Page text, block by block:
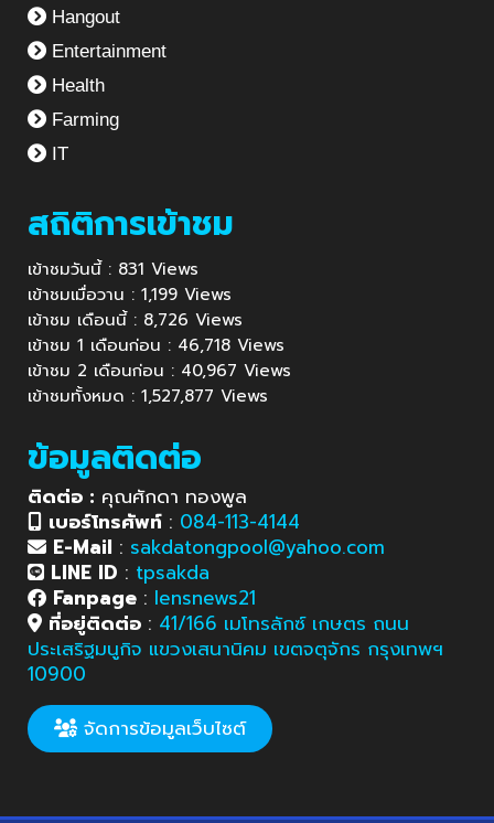
Hangout
Entertainment
Health
Farming
IT
สถิติการเข้าชม
เข้าชมวันนี้ : 831 Views
เข้าชมเมื่อวาน : 1,199 Views
เข้าชม เดือนนี้ : 8,726 Views
เข้าชม 1 เดือนก่อน : 46,718 Views
เข้าชม 2 เดือนก่อน : 40,967 Views
เข้าชมทั้งหมด : 1,527,877 Views
ข้อมูลติดต่อ
ติดต่อ : คุณศักดา ทองพูล
เบอร์โทรศัพท์ : 084-113-4144
E-Mail : sakdatongpool@yahoo.com
LINE ID : tpsakda
Fanpage : lensnews21
ที่อยู่ติดต่อ : 41/166 เมโทรลักซ์ เกษตร ถนน
ประเสริฐมนูกิจ แขวงเสนานิคม เขตจตุจักร กรุงเทพฯ
10900
จัดการข้อมูลเว็บไซต์